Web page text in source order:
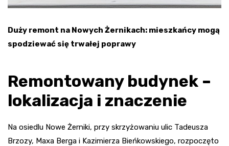
Duży remont na Nowych Żernikach: mieszkańcy mogą
spodziewać się trwałej poprawy
Remontowany budynek –
lokalizacja i znaczenie
Na osiedlu Nowe Żerniki, przy skrzyżowaniu ulic Tadeusza
Brzozy, Maxa Berga i Kazimierza Bieńkowskiego, rozpoczęto